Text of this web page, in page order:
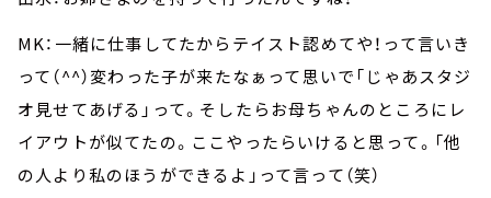
MK：一緒に仕事してたからテイスト認めてや！って言いき
って（^^）変わった子が来たなぁって思いで「じゃあスタジ
オ見せてあげる」って。そしたらお母ちゃんのところにレ
イアウトが似てたの。ここやったらいけると思って。「他
の人より私のほうができるよ」って言って（笑）